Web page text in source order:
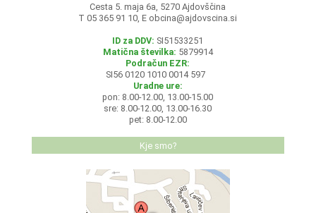
Cesta 5. maja 6a, 5270 Ajdovščina
T 05 365 91 10, E obcina@ajdovscina.si
ID za DDV: SI51533251
Matična številka: 5879914
Podračun EZR:
SI56 0120 1010 0014 597
Uradne ure:
pon: 8.00-12.00, 13.00-15.00
sre: 8.00-12.00, 13.00-16.30
pet: 8.00-12.00
Kje smo?